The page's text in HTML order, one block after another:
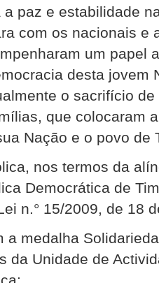
paz e estabilidade
com os nacionais e
um papel
desta jovem
o sacrifício
que colocaram
Nação e o povo de
nos termos da
Democrática de
n.° 15/2009, de 18
medalha
da Unidade de